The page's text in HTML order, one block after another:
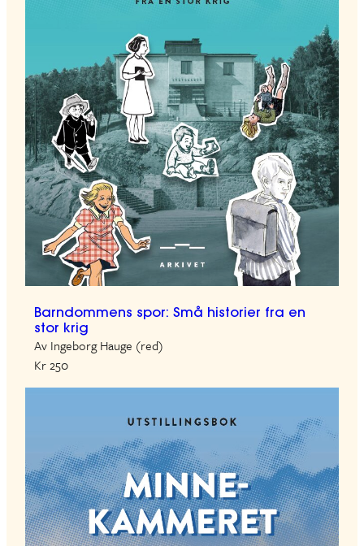
Barndommens spor: Små historier fra en
stor krig
Av Ingeborg Hauge (red)
Kr 250